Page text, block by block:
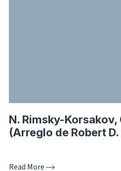
N. Rimsky-
(Arreglo de Robert
Read More